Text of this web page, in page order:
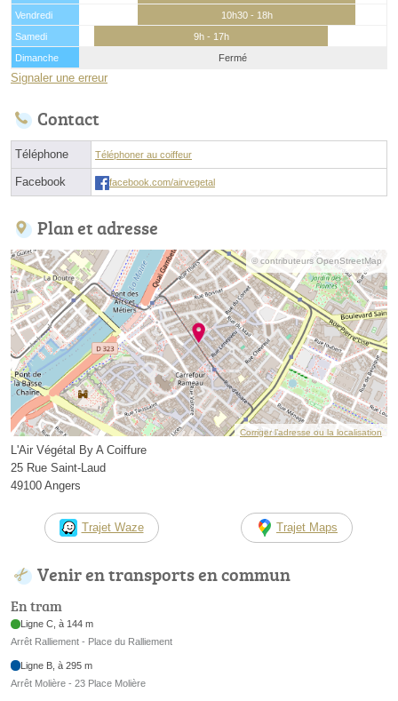
Vendredi
10h30 - 18h
Samedi
9h - 17h
Dimanche
Fermé
Signaler une erreur
Contact
Téléphone Téléphoner au coiffeur
Facebook facebook.com/airvegetal
Plan et adresse
© contributeurs OpenStreetMap
Corriger l’adresse ou la localisation
L'Air Végétal By A Coiffure
25 Rue Saint-Laud
49100 Angers
Trajet Waze Trajet Maps
Venir en transports en commun
En tram
Ligne C, à 144 m
Arrêt Ralliement - Place du Ralliement
Ligne B, à 295 m
Arrêt Molière - 23 Place Molière